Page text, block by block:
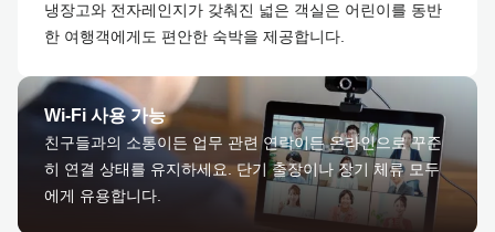
냉장고와 전자레인지가 갖춰진 넓은 객실은 어린이를 동반
한 여행객에게도 편안한 숙박을 제공합니다.
Wi-Fi 사용 가능
친구들과의 소통이든 업무 관련 연락이든 온라인으로 꾸준
히 연결 상태를 유지하세요. 단기 출장이나 장기 체류 모두
에게 유용합니다.